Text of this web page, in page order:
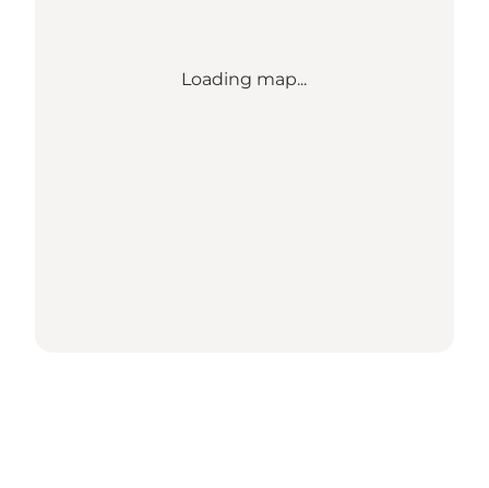
Loading map...